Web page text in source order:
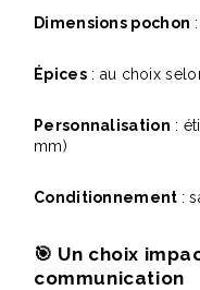
Dimensions pochon
Épices: au choix
Personnalisation :
mm)
Conditionnement :
🎯 Un choix
communication